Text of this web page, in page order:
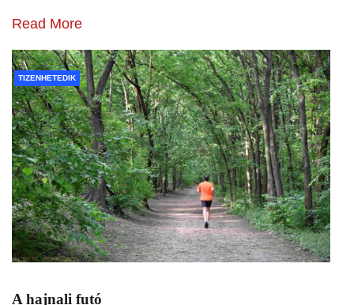
Read More
TIZENHETEDIK
A hajnali futó